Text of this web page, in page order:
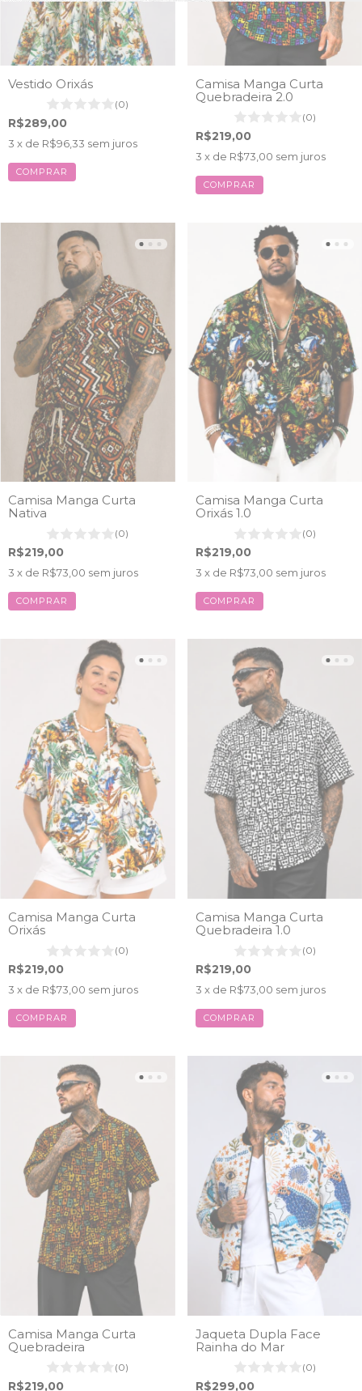
Vestido Orixás
(0)
R$289,00
3 x de R$96,33 sem juros
COMPRAR
Camisa Manga Curta
Quebradeira 2.0
(0)
R$219,00
3 x de R$73,00 sem juros
COMPRAR
Camisa Manga Curta
Nativa
(0)
R$219,00
3 x de R$73,00 sem juros
COMPRAR
Camisa Manga Curta
Orixás 1.0
(0)
R$219,00
3 x de R$73,00 sem juros
COMPRAR
Camisa Manga Curta
Orixás
(0)
R$219,00
3 x de R$73,00 sem juros
COMPRAR
Camisa Manga Curta
Quebradeira 1.0
(0)
R$219,00
3 x de R$73,00 sem juros
COMPRAR
Camisa Manga Curta
Quebradeira
(0)
R$219,00
Jaqueta Dupla Face
Rainha do Mar
(0)
R$299,00